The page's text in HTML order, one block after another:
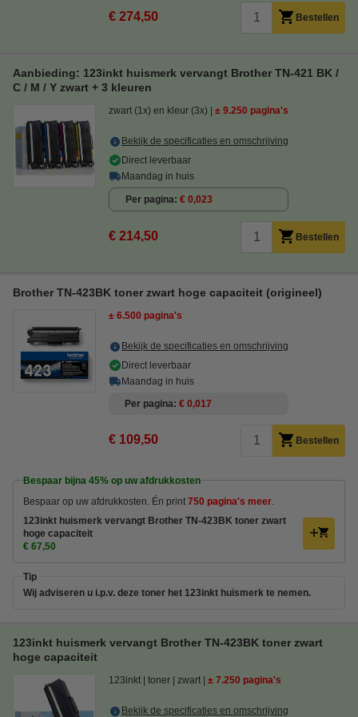
€ 274,50 Bestellen
Aanbieding: 123inkt huismerk vervangt Brother TN-421 BK /
C / M / Y zwart + 3 kleuren
zwart (1x) en kleur (3x) ± 9.250 pagina's
Bekijk de specificaties en omschrijving
Direct leverbaar
Maandag in huis
Per pagina € 0,023
€ 214,50 Bestellen
Brother TN-423BK toner zwart hoge capaciteit (origineel)
± 6.500 pagina's
Bekijk de specificaties en omschrijving
Direct leverbaar
Maandag in huis
Per pagina € 0,017
€ 109,50 Bestellen
Bespaar bijna 45% op uw afdrukkosten
Bespaar op uw afdrukkosten. Én print 750 pagina's meer
123inkt huismerk vervangt Brother TN-423BK toner zwart
hoge capaciteit
€ 67,50
Tip
Wij adviseren u i.p.v. deze toner het 123inkt huismerk te nemen.
123inkt huismerk vervangt Brother TN-423BK toner zwart
hoge capaciteit
123inkt toner zwart ± 7.250 pagina's
Bekijk de specificaties en omschrijving